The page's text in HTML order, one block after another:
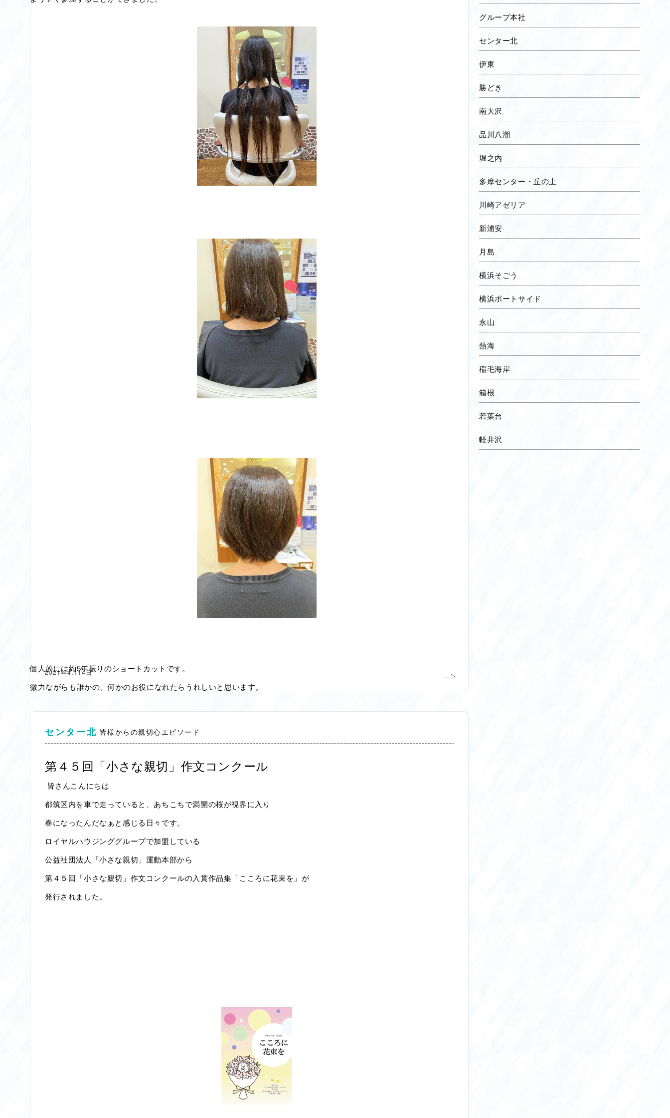
個人的には約5年振りのショートカットです。
微力ながらも誰かの、何かのお役になれたらうれしいと思います。
2021年4月14日
センター北 皆様からの親切心エピソード
第４５回「小さな親切」作文コンクール
皆さんこんにちは
都筑区内を車で走っていると、あちこちで満開の桜が視界に入り
春になったんだなぁと感じる日々です。
ロイヤルハウジンググループで加盟している
公益社団法人「小さな親切」運動本部から
第４５回「小さな親切」作文コンクールの入賞作品集「こころに花束を」が
発行されました。
グループ本社
センター北
伊東
勝どき
南大沢
品川八潮
堀之内
多摩センター・丘の上
川崎アゼリア
新浦安
月島
横浜そごう
横浜ポートサイド
永山
熱海
稲毛海岸
箱根
若葉台
軽井沢